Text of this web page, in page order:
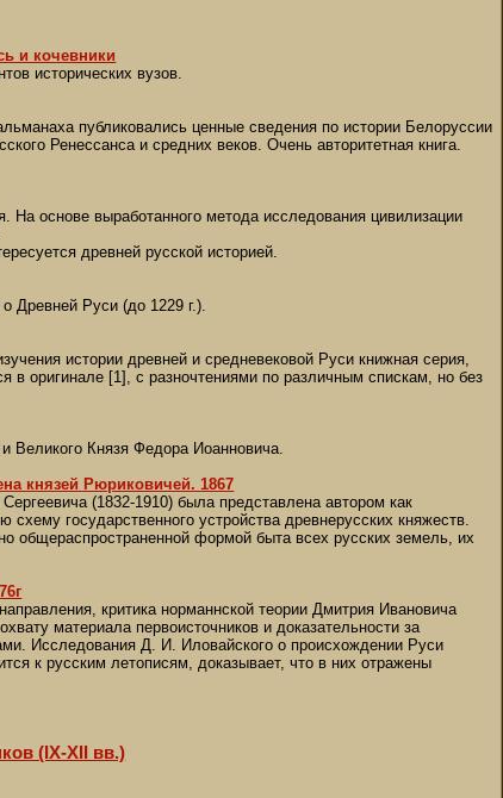
и кочевники
исторических вузов.
публиковались ценные сведения по истории Белоруссии
Ренессанса и средних веков. Очень авторитетная книга.
На основе выработанного метода исследования цивилизации
древней русской историей.
Древней Руси (до 1229 г.).
истории древней и средневековой Руси книжная серия,
в оригинале [1], с разночтениями по различным спискам, но без
Великого Князя Федора Иоанновича.
князей Рюриковичей. 1867
(1832-1910) была представлена автором как
государственного устройства древнерусских княжеств.
общераспространенной формой быта всех русских земель, их
критика норманнской теории Дмитрия Ивановича
материала первоисточников и доказательности за
Исследования Д. И. Иловайского о происхождении Руси
к русским летописям, доказывает, что в них отражены
(IX-XII вв.)